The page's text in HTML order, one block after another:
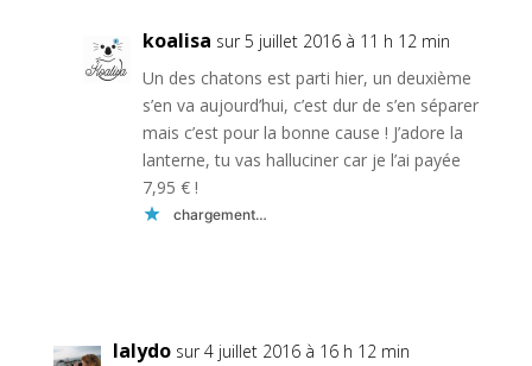
koalisa sur 5 juillet 2016 à 11 h 12 min
Un des chatons est parti hier, un deuxième
s’en va aujourd’hui, c’est dur de s’en séparer
mais c’est pour la bonne cause ! J’adore la
lanterne, tu vas halluciner car je l’ai payée
7,95 € !
chargement…
lalydo sur 4 juillet 2016 à 16 h 12 min